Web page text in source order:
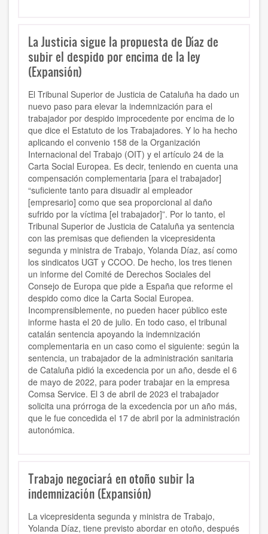
La Justicia sigue la propuesta de Díaz de
subir el despido por encima de la ley
(Expansión)
El Tribunal Superior de Justicia de Cataluña ha dado un
nuevo paso para elevar la indemnización para el
trabajador por despido improcedente por encima de lo
que dice el Estatuto de los Trabajadores. Y lo ha hecho
aplicando el convenio 158 de la Organización
Internacional del Trabajo (OIT) y el artículo 24 de la
Carta Social Europea. Es decir, teniendo en cuenta una
compensación complementaria [para el trabajador]
“suficiente tanto para disuadir al empleador
[empresario] como que sea proporcional al daño
sufrido por la víctima [el trabajador]”. Por lo tanto, el
Tribunal Superior de Justicia de Cataluña ya sentencia
con las premisas que defienden la vicepresidenta
segunda y ministra de Trabajo, Yolanda Díaz, así como
los sindicatos UGT y CCOO. De hecho, los tres tienen
un informe del Comité de Derechos Sociales del
Consejo de Europa que pide a España que reforme el
despido como dice la Carta Social Europea.
Incomprensiblemente, no pueden hacer público este
informe hasta el 20 de julio. En todo caso, el tribunal
catalán sentencia apoyando la indemnización
complementaria en un caso como el siguiente: según la
sentencia, un trabajador de la administración sanitaria
de Cataluña pidió la excedencia por un año, desde el 6
de mayo de 2022, para poder trabajar en la empresa
Comsa Service. El 3 de abril de 2023 el trabajador
solicita una prórroga de la excedencia por un año más,
que le fue concedida el 17 de abril por la administración
autonómica.
Trabajo negociará en otoño subir la
indemnización (Expansión)
La vicepresidenta segunda y ministra de Trabajo,
Yolanda Díaz, tiene previsto abordar en otoño, después